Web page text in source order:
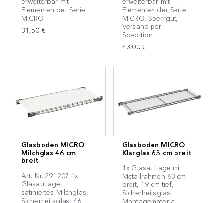
erweiterbar mit
Elementen der Serie
MICRO
31,50 €
erweiterbar mit
Elementen der Serie
MICRO, Sperrgut,
Versand per
Spedition
43,00 €
Glasboden MICRO
Milchglas 46 cm
breit
Art. Nr. 291207 1x
Glasauflage,
satiniertes Milchglas,
Sicherheitsglas, 46
Glasboden MICRO
Klarglas 63 cm breit
1x Glasauflage mit
Metallrahmen 63 cm
breit, 19 cm tief,
Sicherheitsglas,
Montagematerial,